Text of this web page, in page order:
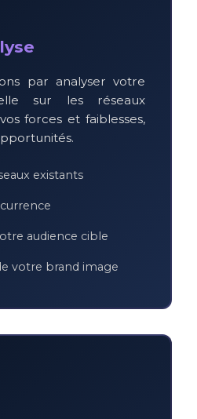
par analyser votre
sur les réseaux
forces et faiblesses,
existants
audience cible
votre brand image